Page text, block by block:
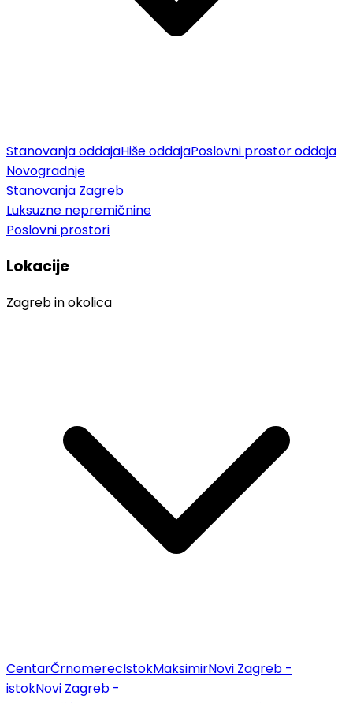
Stanovanja oddajaHiše oddajaPoslovni prostor oddaja
Novogradnje
Stanovanja Zagreb
Luksuzne nepremičnine
Poslovni prostori
Lokacije
Zagreb in okolica
CentarČrnomerecIstokMaksimirNovi Zagreb -
istokNovi Zagreb -